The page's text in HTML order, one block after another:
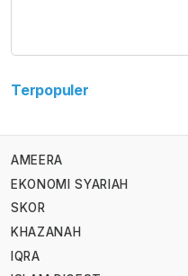
Terpopuler
AMEERA
EKONOMI SYARIAH
SKOR
KHAZANAH
IQRA